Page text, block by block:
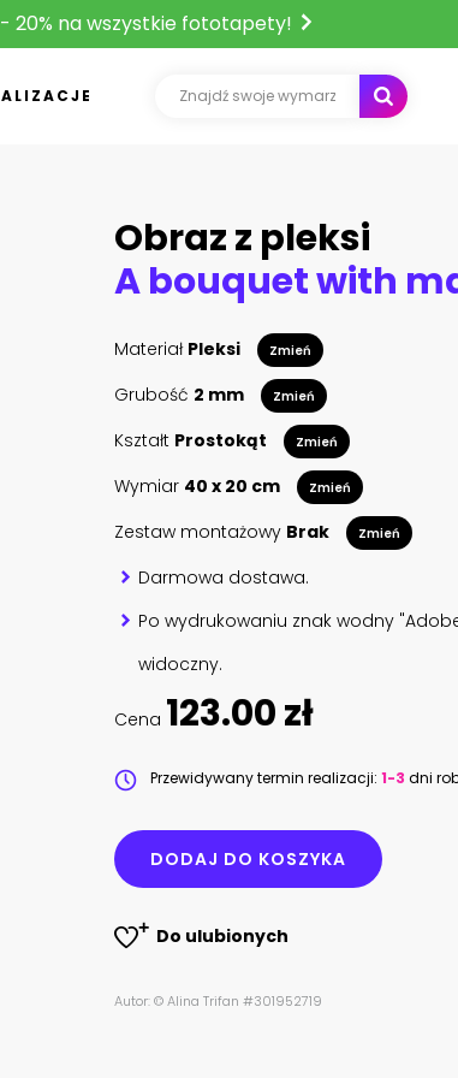
20% na wszystkie fototapety!
Obraz z pleksi
Materiał Pleksi Zmień
Grubość 2 mm Zmień
Kształt Prostokąt Zmień
Wymiar 40 x 20 cm Zmień
Zestaw montażowy Brak Zmień
Darmowa dostawa.
Po wydrukowaniu znak wodny
widoczny.
Cena 123.00 zł
Przewidywany termin realizacji: 1-3 dni
DODAJ DO KOSZYKA
Do ulubionych
Autor: © Alina Trifan #301952719